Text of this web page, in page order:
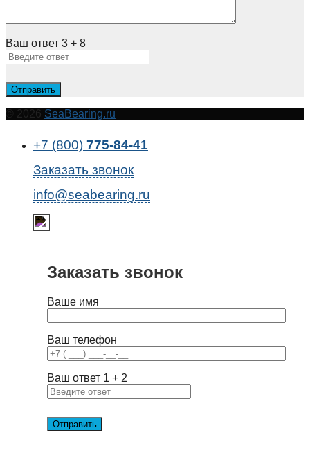
Ваш ответ 3 + 8
© 2026 SeaBearing.ru
+7 (800) 775-84-41
Заказать звонок
info@seabearing.ru
Заказать звонок
Ваше имя
Ваш телефон
Ваш ответ 1 + 2